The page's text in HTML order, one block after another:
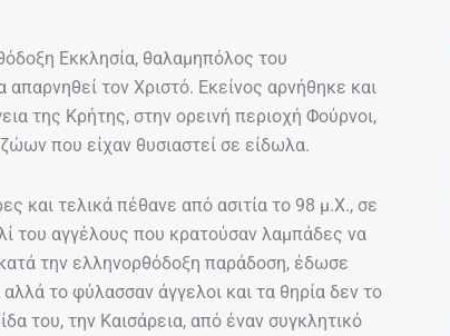
Εκκλησία, θαλαμηπόλος του
τον Χριστό. Εκείνος αρνήθηκε και
της Κρήτης, στην ορεινή περιοχή Φούρνοι,
που είχαν θυσιαστεί σε είδωλα.
και τελικά πέθανε από ασιτία το 98 μ.Χ., σε
του αγγέλους που κρατούσαν λαμπάδες να
την ελληνορθόδοξη παράδοση, έδωσε
το φύλασσαν άγγελοι και τα θηρία δεν το
του, την Καισάρεια, από έναν συγκλητικό